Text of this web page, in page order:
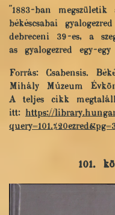
"1883-ban
békéscsabai
debreceni 39-es, a
as gyalogezred egy-
Forrás: Csabensis.
Mihály Múzeum
A teljes cikk
itt: https://
101.